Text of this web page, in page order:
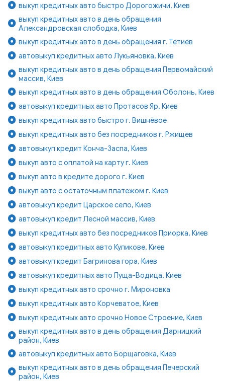
выкуп кредитных авто быстро Дорогожичи, Киев
выкуп кредитных авто в день обращения
Александровская слободка, Киев
выкуп кредитных авто в день обращения г. Тетиев
автовыкуп кредитных авто Лукьяновка, Киев
выкуп кредитных авто в день обращения Первомайский
массив, Киев
выкуп кредитных авто в день обращения Оболонь, Киев
автовыкуп кредитных авто Протасов Яр, Киев
выкуп кредитных авто быстро г. Вишнёвое
выкуп кредитных авто без посредников г. Ржищев
автовыкуп кредит Конча-Заспа, Киев
выкуп авто с оплатой на карту г. Киев
выкуп авто в кредите дорого г. Киев
выкуп авто с остаточным платежом г. Киев
автовыкуп кредит Царское село, Киев
автовыкуп кредит Лесной массив, Киев
выкуп кредитных авто без посредников Приорка, Киев
автовыкуп кредитных авто Куликове, Киев
автовыкуп кредит Багринова гора, Киев
автовыкуп кредитных авто Пуща-Водица, Киев
выкуп кредитных авто срочно г. Мироновка
выкуп кредитных авто Корчеватое, Киев
выкуп кредитных авто срочно Новое Строение, Киев
выкуп кредитных авто в день обращения Дарницкий
район, Киев
автовыкуп кредитных авто Борщаговка, Киев
выкуп кредитных авто в день обращения Печерский
район, Киев